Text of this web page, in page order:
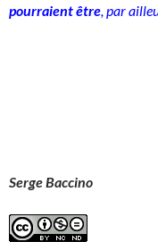
pourraient être , par
Serge Baccino